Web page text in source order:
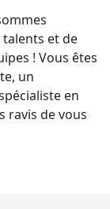
et de
! Vous êtes
un
en
ravis de vous